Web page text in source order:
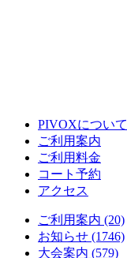
PIVOXについて
ご利用案内
ご利用料金
コート予約
アクセス
ご利用案内 (20)
お知らせ (1746)
大会案内 (579)